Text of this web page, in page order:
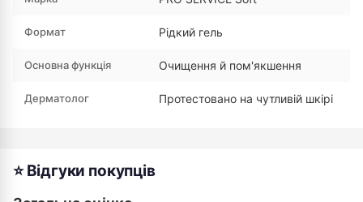
Формат Рідкий гель
Основна функція Очищення й пом'якшення
Дерматолог Протестовано на чутливій шкірі
⭐ Відгуки покупців